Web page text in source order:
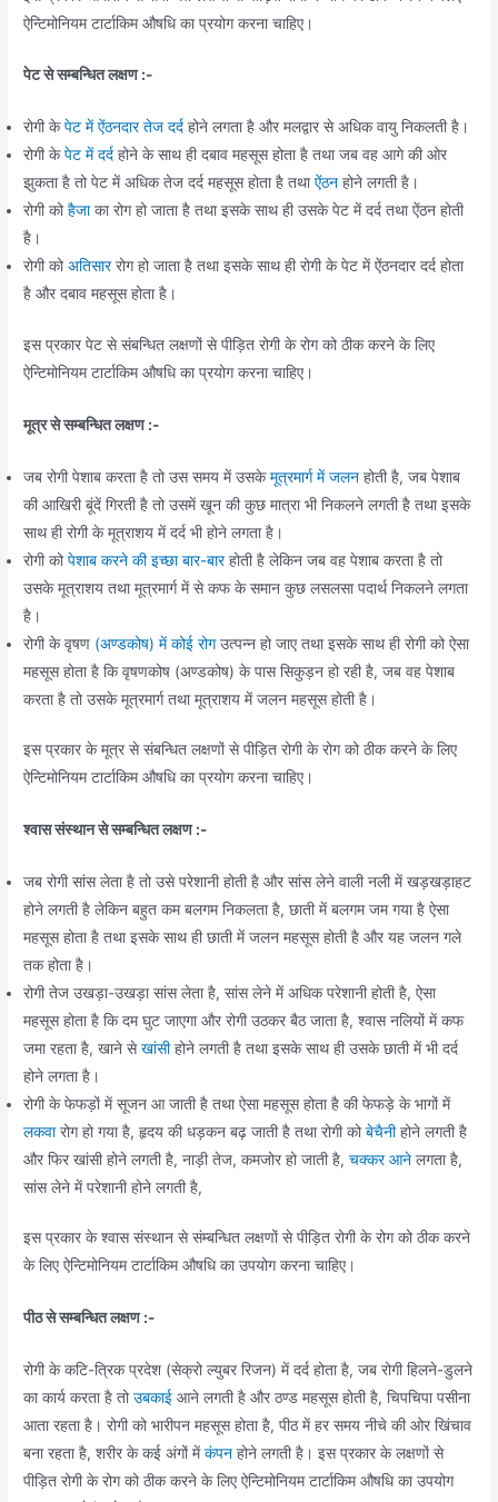
ऐन्टिमोनियम टार्टाकिम औषधि का प्रयोग करना चाहिए।
पेट से सम्बन्धित लक्षण :-
रोगी केपेट में ऐंठनदार तेज दर्दहोने लगता है और मलद्वार से अधिक वायु निकलती है।
रोगी केपेट में दर् द होने के साथ ही दबाव महसूस होता है तथा जब वह आगे की ओर
झुकता है तो पेट में अधिक तेज दर्द महसूस होता है तथाऐंठन होने लगती है।
रोगी कोहैजाका रोग हो जाता है तथा इसके साथ ही उसके पेट में दर्द तथा ऐंठन होती
है।
रोगी कोअतिसाररोग हो जाता है तथा इसके साथ ही रोगी के पेट में ऐंठनदार दर्द होता
है और दबाव महसूस होता है।
इस प्रकार पेट से संबन्धित लक्षणों से पीड़ित रोगी के रोग को ठीक करने के लिए
ऐन्टिमोनियम टार्टाकिम औषधि का प्रयोग करना चाहिए।
मूत्र से सम्बन्धित लक्षण :-
जब रोगी पेशाब करता है तो उस समय में उसकेमूत्रमार्ग में जलन होती है, जब पेशाब
की आखिरी बूंदें गिरती है तो उसमें खून की कुछ मात्रा भी निकलने लगती है तथा इसके
साथ ही रोगी के मूत्राशय में दर्द भी होने लगता है।
रोगी कोपेशाब करने की इच्छा बार-बारहोती है लेकिन जब वह पेशाब करता है तो
उसके मूत्राशय तथा मूत्रमार्ग में से कफ के समान कुछ लसलसा पदार्थ निकलने लगता
है।
रोगी के वृषण (अण्डकोष) में कोई रोगउत्पन्न हो जाए तथा इसके साथ ही रोगी को ऐसा
महसूस होता है कि वृषणकोष (अण्डकोष) के पास सिकुड़न हो रही है, जब वह पेशाब
करता है तो उसके मूत्रमार्ग तथा मूत्राशय में जलन महसूस होती है।
इस प्रकार के मूत्र से संबन्धित लक्षणों से पीड़ित रोगी के रोग को ठीक करने के लिए
ऐन्टिमोनियम टार्टाकिम औषधि का प्रयोग करना चाहिए।
श्वास संस्थान से सम्बन्धित लक्षण :-
जब रोगी सांस लेता है तो उसे परेशानी होती है और सांस लेने वाली नली में खड़खड़ाहट
होने लगती है लेकिन बहुत कम बलगम निकलता है, छाती में बलगम जम गया है ऐसा
महसूस होता है तथा इसके साथ ही छाती में जलन महसूस होती है और यह जलन गले
तक होता है।
रोगी तेज उखड़ा-उखड़ा सांस लेता है, सांस लेने में अधिक परेशानी होती है, ऐसा
महसूस होता है कि दम घुट जाएगा और रोगी उठकर बैठ जाता है, श्वास नलियों में कफ
जमा रहता है, खाने सेखांसीहोने लगती है तथा इसके साथ ही उसके छाती में भी दर्द
होने लगता है।
रोगी के फेफड़ों में सूजन आ जाती है तथा ऐसा महसूस होता है की फेफड़े के भागों में
लकवारोग हो गया है, हृदय की धड़कन बढ़ जाती है तथा रोगी कोबेचैनीहोने लगती है
और फिर खांसी होने लगती है, नाड़ी तेज, कमजोर हो जाती है,चक्कर आनेलगता है,
सांस लेने में परेशानी होने लगती है,
इस प्रकार के श्वास संस्थान से संम्बन्धित लक्षणों से पीड़ित रोगी के रोग को ठीक करने
के लिए ऐन्टिमोनियम टार्टाकिम औषधि का उपयोग करना चाहिए।
पीठ से सम्बन्धित लक्षण :-
रोगी के कटि-त्रिक प्रदेश (सेक्रो ल्युबर रिजन) में दर्द होता है, जब रोगी हिलने-डुलने
का कार्य करता है तोउबकाईआने लगती है और ठण्ड महसूस होती है, चिपचिपा पसीना
आता रहता है। रोगी को भारीपन महसूस होता है, पीठ में हर समय नीचे की ओर खिंचाव
बना रहता है, शरीर के कई अंगों मेंकंपनहोने लगती है। इस प्रकार के लक्षणों से
पीड़ित रोगी के रोग को ठीक करने के लिए ऐन्टिमोनियम टार्टाकिम औषधि का उपयोग